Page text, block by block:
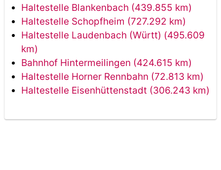
Haltestelle Blankenbach (439.855 km)
Haltestelle Schopfheim (727.292 km)
Haltestelle Laudenbach (Württ) (495.609
km)
Bahnhof Hintermeilingen (424.615 km)
Haltestelle Horner Rennbahn (72.813 km)
Haltestelle Eisenhüttenstadt (306.243 km)